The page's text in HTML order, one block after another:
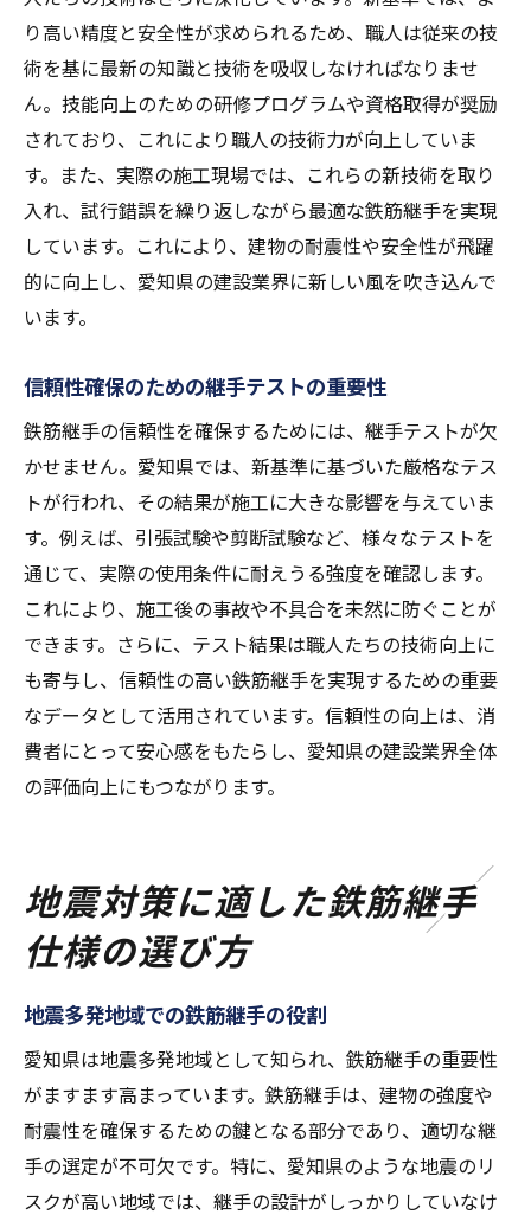
り高い精度と安全性が求められるため、職人は従来の技
術を基に最新の知識と技術を吸収しなければなりませ
ん。技能向上のための研修プログラムや資格取得が奨励
されており、これにより職人の技術力が向上していま
す。また、実際の施工現場では、これらの新技術を取り
入れ、試行錯誤を繰り返しながら最適な鉄筋継手を実現
しています。これにより、建物の耐震性や安全性が飛躍
的に向上し、愛知県の建設業界に新しい風を吹き込んで
います。
信頼性確保のための継手テストの重要性
鉄筋継手の信頼性を確保するためには、継手テストが欠
かせません。愛知県では、新基準に基づいた厳格なテス
トが行われ、その結果が施工に大きな影響を与えていま
す。例えば、引張試験や剪断試験など、様々なテストを
通じて、実際の使用条件に耐えうる強度を確認します。
これにより、施工後の事故や不具合を未然に防ぐことが
できます。さらに、テスト結果は職人たちの技術向上に
も寄与し、信頼性の高い鉄筋継手を実現するための重要
なデータとして活用されています。信頼性の向上は、消
費者にとって安心感をもたらし、愛知県の建設業界全体
の評価向上にもつながります。
地震対策に適した鉄筋継手
仕様の選び方
地震多発地域での鉄筋継手の役割
愛知県は地震多発地域として知られ、鉄筋継手の重要性
がますます高まっています。鉄筋継手は、建物の強度や
耐震性を確保するための鍵となる部分であり、適切な継
手の選定が不可欠です。特に、愛知県のような地震のリ
スクが高い地域では、継手の設計がしっかりしていなけ